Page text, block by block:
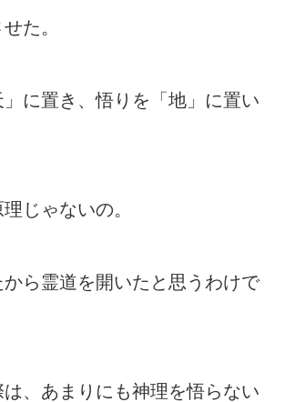
た。
に置き、悟りを「地」に置い
じゃないの。
ら霊道を開いたと思うわけで
は、あまりにも神理を悟らない